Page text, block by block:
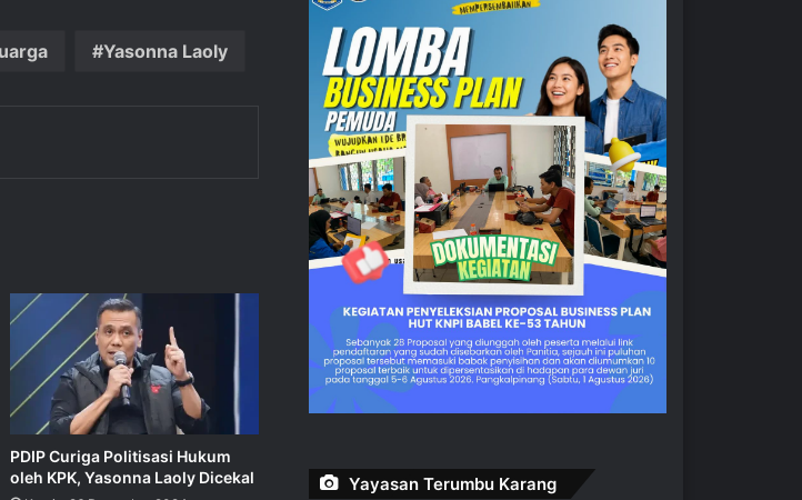
Yasonna Laoly
PDIP Curiga Politisasi Hukum
oleh KPK, Yasonna Laoly Dicekal
Yayasan Terumbu Karang